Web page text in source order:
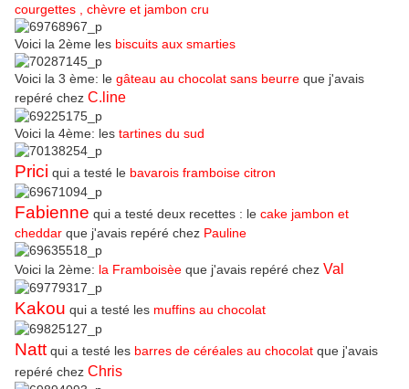
courgettes , chèvre et jambon cru
Voici la 2ème les biscuits aux smarties
Voici la 3 ème: le gâteau au chocolat sans beurre que j'avais
repéré chez C.line
Voici la 4ème: les tartines du sud
Prici qui a testé le bavarois framboise citron
Fabienne qui a testé deux recettes : le cake jambon et
cheddar que j'avais repéré chez Pauline
Voici la 2ème: la Framboisèe que j'avais repéré chez Val
Kakou qui a testé les muffins au chocolat
Natt qui a testé les barres de céréales au chocolat que j'avais
repéré chez Chris